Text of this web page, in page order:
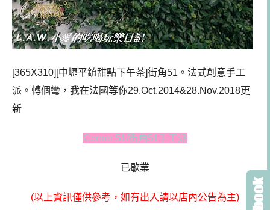
[365X310][中壢平鎮甜點下午茶]街角51。法式創意手工
派。轉個彎，我在法國等你29.Oct.2014&28.Nov.2018更
新
Corner 51/街角51手工派
已歇業
(以上資訊僅供參考，如有出入請以店內公告為主)